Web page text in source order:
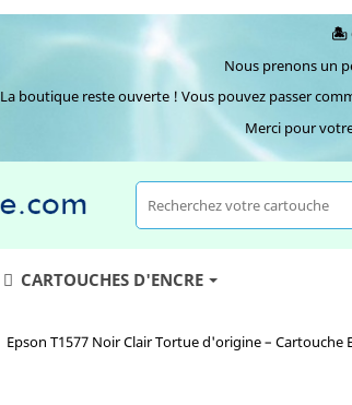
🏝️
Nous prenons un
La boutique reste ouverte ! Vous pouvez passer
Merci pour
CARTOUCHES D'ENCRE
Epson T1577 Noir Clair Tortue d'origine – Cartouche